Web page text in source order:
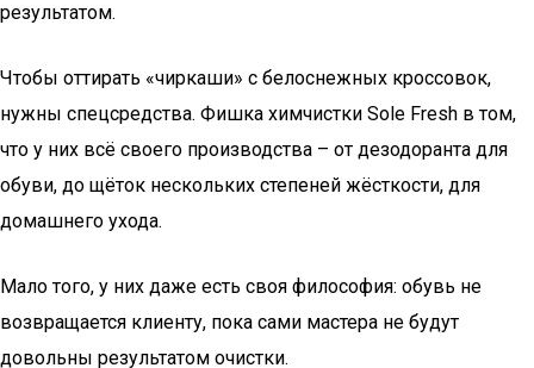
результатом.
Чтобы оттирать «чиркаши» с белоснежных кроссовок,
нужны спецсредства. Фишка химчистки Sole Fresh в том,
что у них всё своего производства – от дезодоранта для
обуви, до щёток нескольких степеней жёсткости, для
домашнего ухода.
Мало того, у них даже есть своя философия: обувь не
возвращается клиенту, пока сами мастера не будут
довольны результатом очистки.